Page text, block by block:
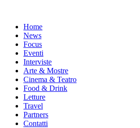
Home
News
Focus
Eventi
Interviste
Arte & Mostre
Cinema & Teatro
Food & Drink
Letture
Travel
Partners
Contatti